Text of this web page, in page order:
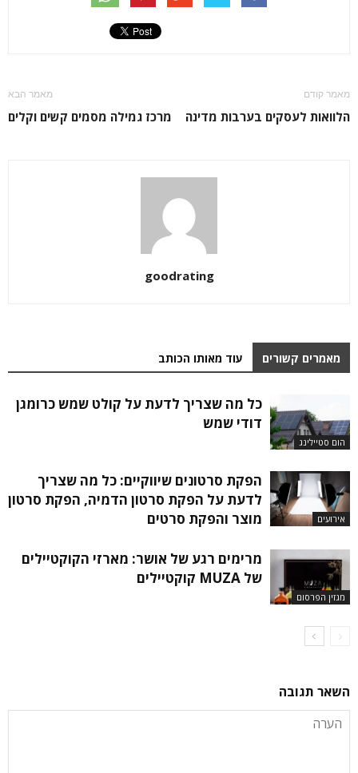
מאמר קודם
הלוואות לעסקים בערבות מדינה
מאמר הבא
מרכז גמילה מסמים קשים וקלים
goodrating
מאמרים קשורים עוד מאותו הכותב
הום סטיילינג
כל מה שצריך לדעת על קולט שמש כרומגן
דודי שמש
אירועים
הפקת סרטונים שיווקיים: כל מה שצריך
לדעת על הפקת סרטון הדמיה, הפקת סרטון
מוצר והפקת סרטים
מגזין הפרסום
מרימים רגע של אושר: מארזי הקוקטיילים
של MUZA קוקטיילים
השאר תגובה